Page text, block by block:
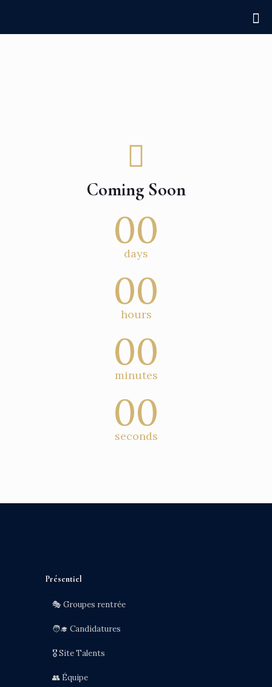
Coming Soon
00
days
00
hours
00
minutes
00
seconds
Présentiel
🎭 Groupes rentrée
🧑‍🎓 Candidatures
🎖️ Site Talents
👥 Équipe